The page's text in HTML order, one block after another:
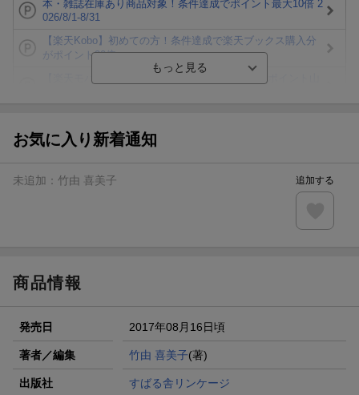
本・雑誌在庫あり商品対象！条件達成でポイント最大10倍 2
026/8/1-8/31
【楽天Kobo】初めての方！条件達成で楽天ブックス購入分
がポイント20倍
ト山分け
エントリー＆3,000円以上購入で無料データSIM（3GB/月プ
楽天モバイル紹介キャンペーンの拡散で300円OFFクーポン
お気に入り新着通知
未追加： 竹由 喜美子 追加する
商品情報
発売日 2017年08月16日頃
著者／編集 竹由 喜美子(著)
出版社 すばる舎リンケージ